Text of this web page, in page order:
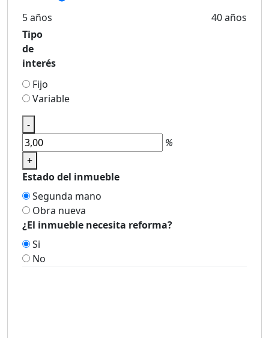
5 años
40 años
Tipo
de
interés
Fijo
Variable
-
%
+
Estado del inmueble
Segunda mano
Obra nueva
¿El inmueble necesita reforma?
Si
No